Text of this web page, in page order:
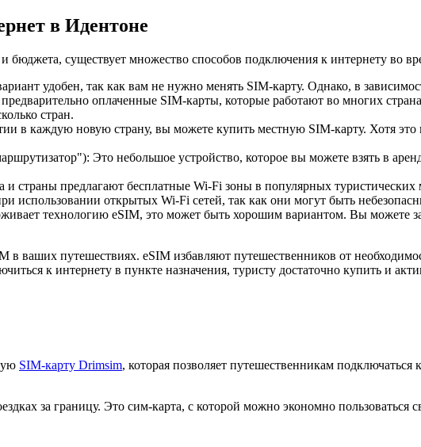
в Идентоне
бюджета, существует множество способов подключения к интернету во
удобен, так как вам не нужно менять SIM-карту. Однако, в
оплаченные SIM-карты, которые работают во многих
стран.
в каждую новую страну, вы можете купить местную SIM-карту. Хотя это
Это небольшое устройство, которое вы можете взять в
страны предлагают бесплатные Wi-Fi зоны в популярных туристических
использовании открытых Wi-Fi сетей, так как они могут быть
технологию eSIM, это может быть хорошим вариантом. Вы можете
в ваших путешествиях. eSIM избавляют путешественников от
к интернету в пункте назначения, туристу достаточно купить и
SIM-карту Drimsim, которая позволяет путешественникам
за границу. Это сим-карта, с которой можно экономно пользоваться